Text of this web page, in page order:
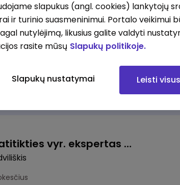
Talent Development Project Manager (fixed term - 1.5 years)
Veiklos užtikrinimo ir atitikties vyr. ekspertas (-ė) (Radviliškis) (Radviliškis, LT)
slapukus (angl. cookies) lankytojų
ir turinio suasmeninimui. Portalo veikimui
nutylėjimą, likusius galite valdyti
rasite mūsų Slapukų politikoje.
Slapukų nustatymai Leisti